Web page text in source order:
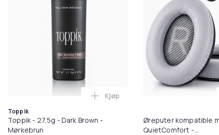
3fc78abb-1d04-4f24-807c-8a368676ccd8
Produktsikkerhetsinformasjon
Toppik
Toppik - 27,5g - Dark Brown -
Mørkebrun
Legg Toppik - 27,5g - Dark
Kjøp
Øreputer kompatible
QuietComfort -